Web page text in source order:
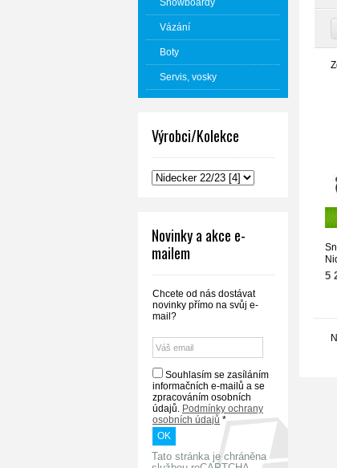
Snowboardy
Vázání
Boty
Servis, vosky
Výrobci/Kolekce
Novinky a akce e-
mailem
Chcete od nás dostávat
novinky přímo na svůj e-
mail?
Souhlasím se zasíláním
informačních e-mailů a se
zpracováním osobních
údajů. Podmínky ochrany
osobních údajů *
Tato stránka je chráněna
5